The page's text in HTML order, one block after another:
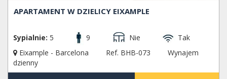
APARTAMENT W DZIELICY EIXAMPLE
Sypialnie: 5 9 Nie
Tak
Eixample - Barcelona
Ref. BHB-073
Wynajem
dzienny